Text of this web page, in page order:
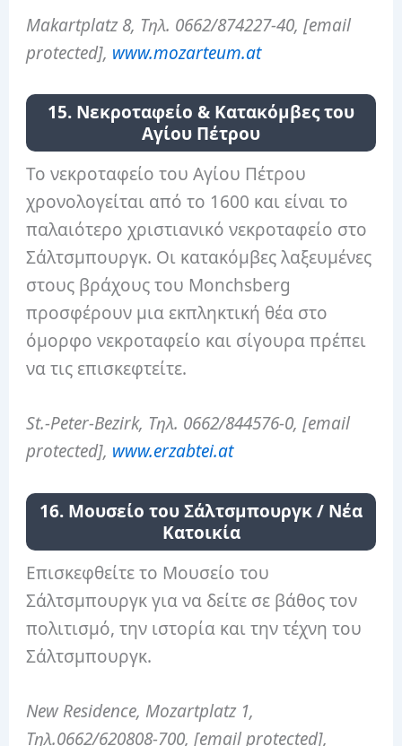
Makartplatz 8, Τηλ. 0662/874227-40, [email
protected], www.mozarteum.at
15. Νεκροταφείο & Κατακόμβες του
Αγίου Πέτρου
Το νεκροταφείο του Αγίου Πέτρου
χρονολογείται από το 1600 και είναι το
παλαιότερο χριστιανικό νεκροταφείο στο
Σάλτσμπουργκ. Οι κατακόμβες λαξευμένες
στους βράχους του Monchsberg
προσφέρουν μια εκπληκτική θέα στο
όμορφο νεκροταφείο και σίγουρα πρέπει
να τις επισκεφτείτε.
St.-Peter-Bezirk, Τηλ. 0662/844576-0, [email
protected], www.erzabtei.at
16. Μουσείο του Σάλτσμπουργκ / Νέα
Κατοικία
Επισκεφθείτε το Μουσείο του
Σάλτσμπουργκ για να δείτε σε βάθος τον
πολιτισμό, την ιστορία και την τέχνη του
Σάλτσμπουργκ.
New Residence, Mozartplatz 1,
Τηλ.0662/620808-700, [email protected],